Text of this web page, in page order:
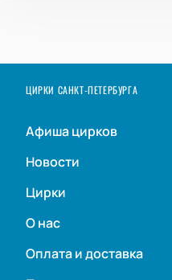
ЦИРКИ САНКТ-ПЕТЕРБУРГА
Афиша цирков
Новости
Цирки
О нас
Оплата и доставка